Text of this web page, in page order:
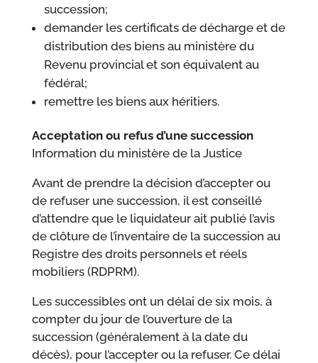
succession;
demander les certificats de décharge et de
distribution des biens au ministère du
Revenu provincial et son équivalent au
fédéral;
remettre les biens aux héritiers.
Acceptation ou refus d’une succession
Information du ministère de la Justice
Avant de prendre la décision d’accepter ou
de refuser une succession, il est conseillé
d’attendre que le liquidateur ait publié l’avis
de clôture de l’inventaire de la succession au
Registre des droits personnels et réels
mobiliers (RDPRM).
Les successibles ont un délai de six mois, à
compter du jour de l’ouverture de la
succession (généralement à la date du
décès), pour l’accepter ou la refuser. Ce délai